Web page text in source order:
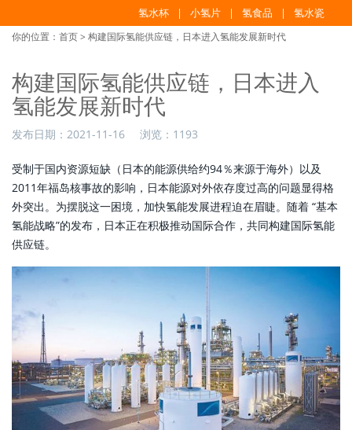
氢水杯 小氢片 氢食品 氢水瓷
你的位置： 首页> 构建国际氢能供应链，日本进入氢能发展新时代
构建国际氢能供应链，日本进入
氢能发展新时代
发布日期： 2021-11-16 浏览： 1193
受制于国内资源短缺（日本的能源供给约94％来源于海外）以及
2011年福岛核事故的影响，日本能源对外依存度过高的问题显得格
外突出。为摆脱这一困境，加快氢能发展进程迫在眉睫。随着 “基本
氢能战略”的发布，日本正在积极推动国际合作，共同构建国际氢能
供应链。